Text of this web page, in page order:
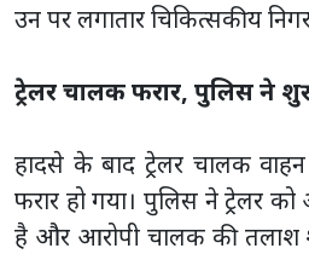
उन पर लगातार चिकित्सकीय
ट्रेलर चालक फरार, पुलिस ने
हादसे के बाद ट्रेलर चालक
फरार हो गया। पुलिस ने ट्रेलर
है और आरोपी चालक की तलाश